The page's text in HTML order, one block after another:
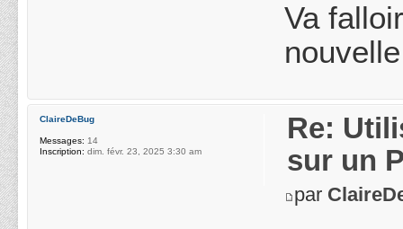
Va
Re:
sur un
par
ClaireDeBug
Messages: 14
Inscription: dim. févr. 23, 2025 3:30 am